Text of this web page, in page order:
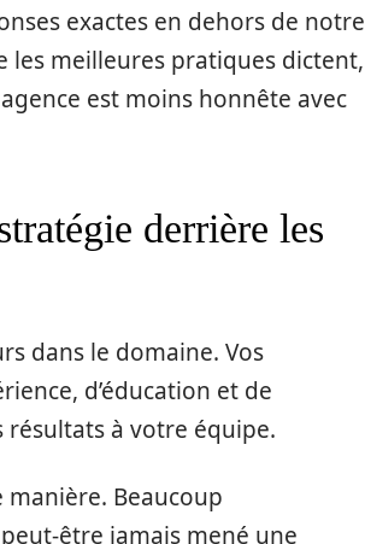
exactes en dehors de notre
les meilleures pratiques dictent,
est moins honnête avec
derrière les
dans le domaine. Vos
d’éducation et de
à votre équipe.
Beaucoup
être jamais mené une